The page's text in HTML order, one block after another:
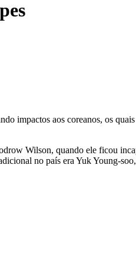
impactos aos coreanos, os
Wilson, quando ele ficou
no país era Yuk Young-